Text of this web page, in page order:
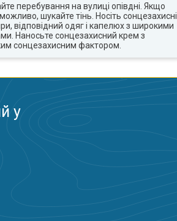
перебування на вулиці опівдні. Якщо
шукайте тінь. Носіть сонцезахисні
відповідний одяг і капелюх з широкими
Наносьте сонцезахисний крем з
сонцезахисним фактором.
у